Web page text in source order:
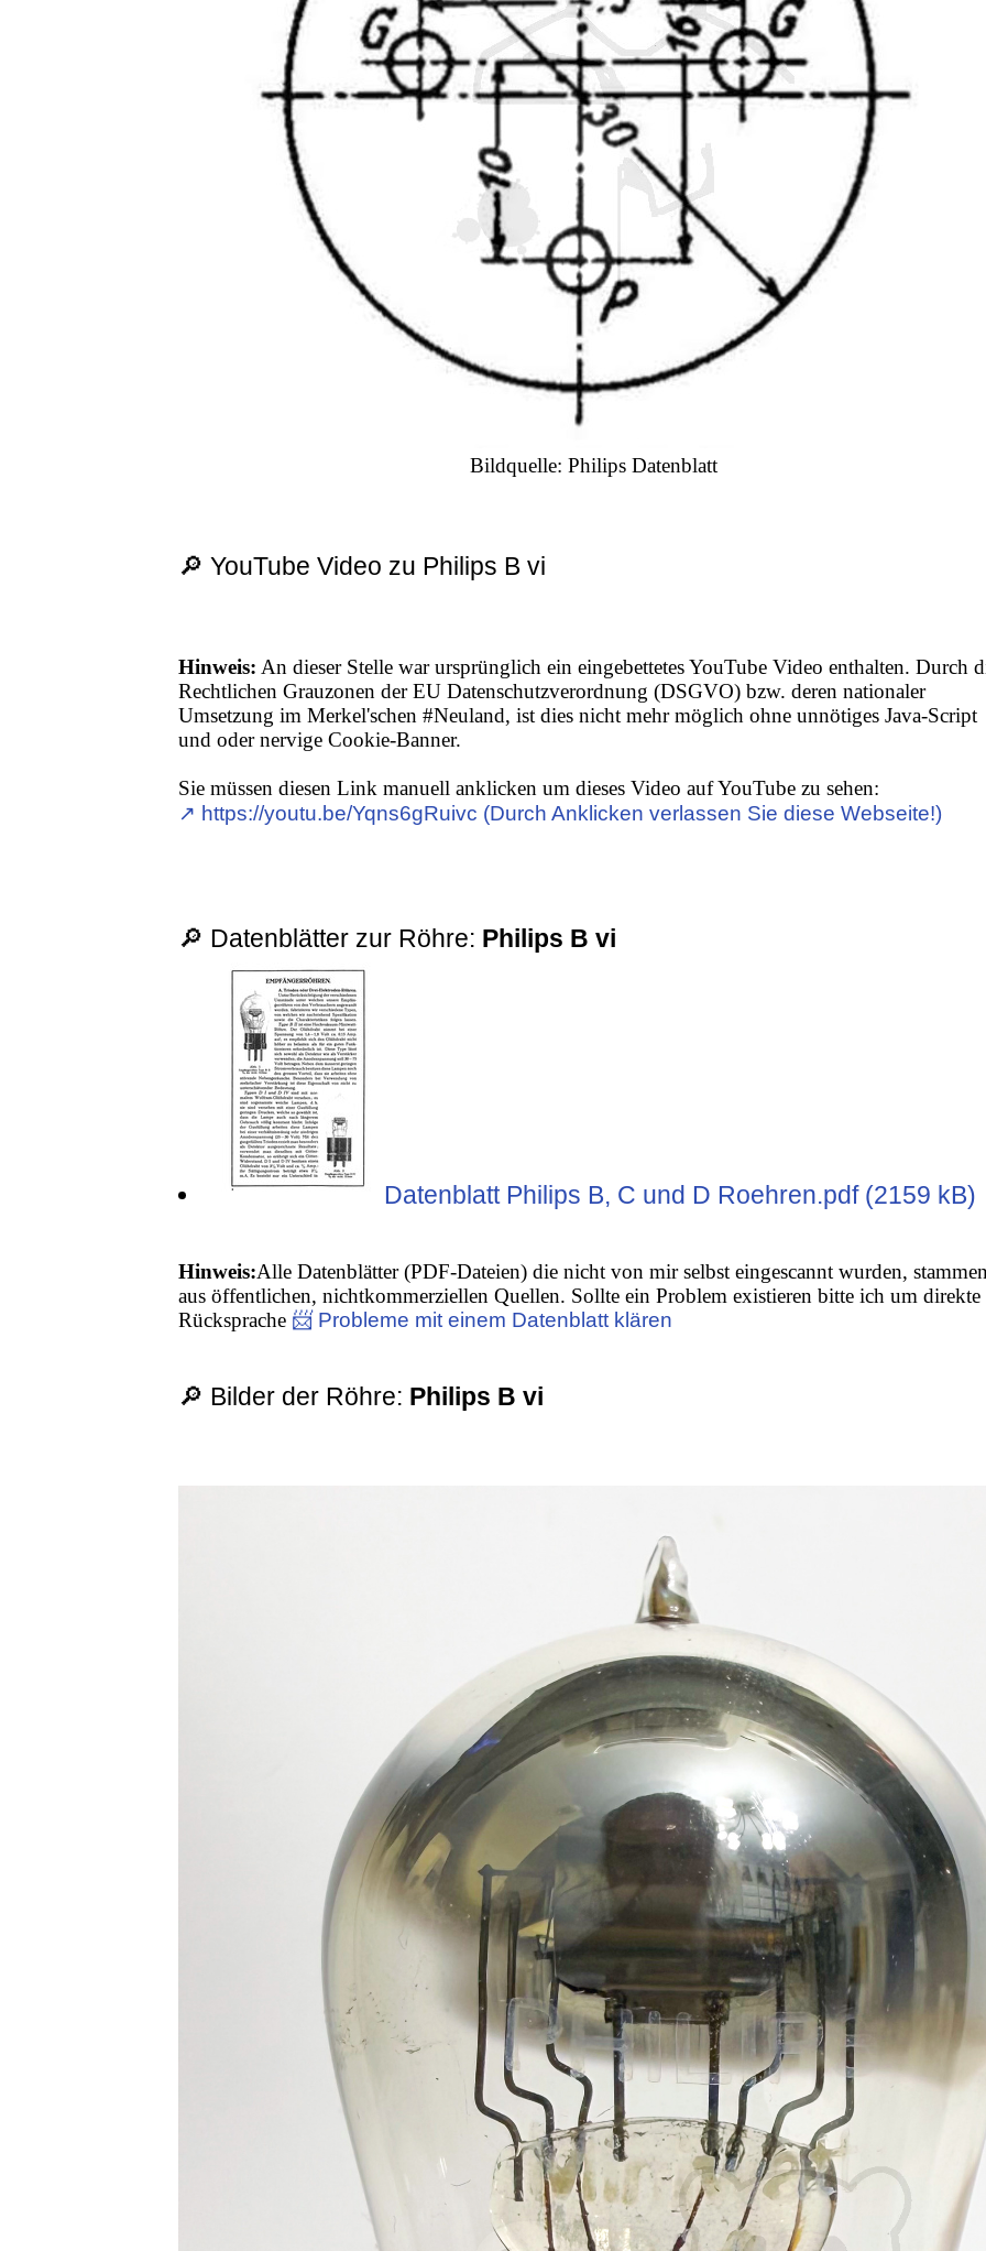
Bildquelle: Philips Datenblatt
🔎 YouTube Video zu Philips B vi
Hinweis: An dieser Stelle war ursprünglich ein eingebettetes YouTube Video enthalten. Durch
Rechtlichen Grauzonen der EU Datenschutzverordnung (DSGVO) bzw. deren nationaler
Umsetzung im Merkel'schen #Neuland, ist dies nicht mehr möglich ohne unnötiges Java-Script
und oder nervige Cookie-Banner.
Sie müssen diesen Link manuell anklicken um dieses Video auf YouTube zu sehen:
↗︎ https://youtu.be/Yqns6gRuivc (Durch Anklicken verlassen Sie diese Webseite!)
🔎 Datenblätter zur Röhre: Philips B vi
Datenblatt Philips B, C und D Roehren.pdf (2159 kB)
Hinweis:Alle Datenblätter (PDF-Dateien) die nicht von mir selbst eingescannt wurden,
aus öffentlichen, nichtkommerziellen Quellen. Sollte ein Problem existieren bitte ich um direkte
Rücksprache 📨 Probleme mit einem Datenblatt klären
🔎 Bilder der Röhre: Philips B vi